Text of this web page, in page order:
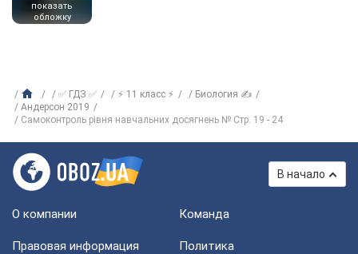
показать
обложку
✅ ГДЗ ✅ ⚡ 11 класс ⚡
Биология ✍
Андерсон 2019
Самоконтроль рівня навчальних досягнень № Стр. 19 - 24
В начало
О компании Команда
Правовая информация
Политика